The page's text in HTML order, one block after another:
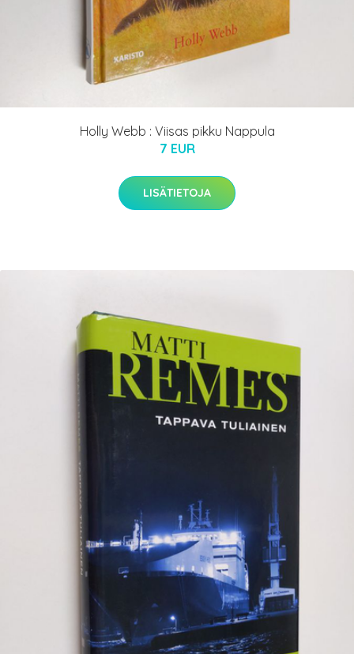
Holly Webb : Viisas pikku Nappula
7 EUR
LISÄTIETOJA